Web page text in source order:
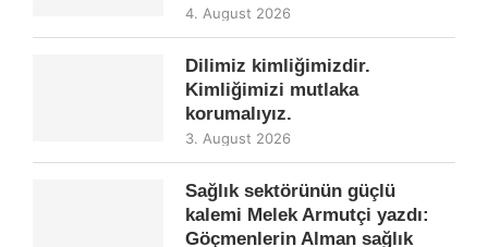
4. August 2026
Dilimiz kimliğimizdir.
Kimliğimizi mutlaka
korumalıyız.
3. August 2026
Sağlık sektörünün güçlü
kalemi Melek Armutçi yazdı:
Göçmenlerin Alman sağlık